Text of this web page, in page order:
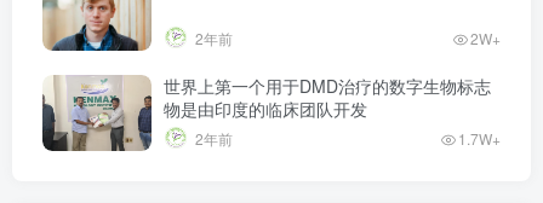
2年前 2W+
世界上第一个用于DMD治疗的数字生物标志
物是由印度的临床团队开发
2年前 1.7W+